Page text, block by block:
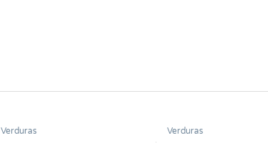
Verduras Verduras